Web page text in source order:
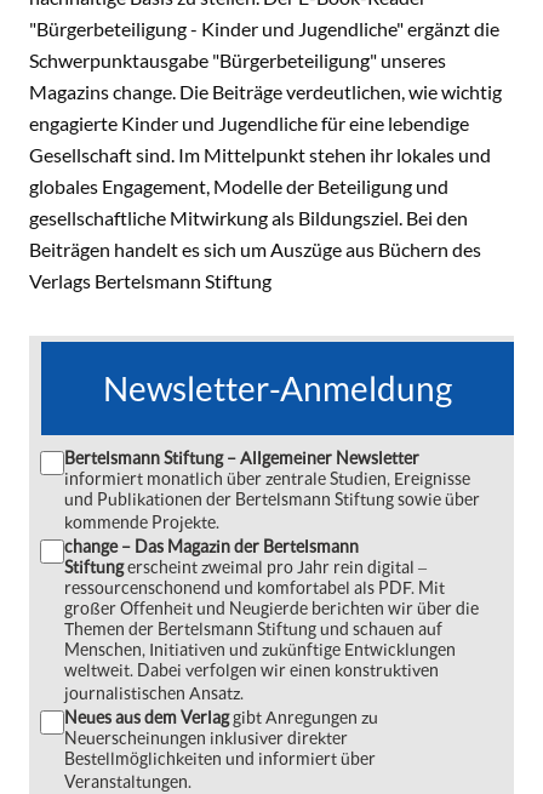
"Bürgerbeteiligung - Kinder und Jugendliche" ergänzt die
Schwerpunktausgabe "Bürgerbeteiligung" unseres
Magazins change. Die Beiträge verdeutlichen, wie wichtig
engagierte Kinder und Jugendliche für eine lebendige
Gesellschaft sind. Im Mittelpunkt stehen ihr lokales und
globales Engagement, Modelle der Beteiligung und
gesellschaftliche Mitwirkung als Bildungsziel. Bei den
Beiträgen handelt es sich um Auszüge aus Büchern des
Verlags Bertelsmann Stiftung
Newsletter-Anmeldung
Bertelsmann Stiftung – Allgemeiner Newsletter
informiert monatlich über zentrale Studien, Ereignisse
und Publikationen der Bertelsmann Stiftung sowie über
kommende Projekte.
change – Das Magazin der Bertelsmann
Stiftungerscheint zweimal pro Jahr rein digital ‒
ressourcenschonend und komfortabel als PDF. Mit
großer Offenheit und Neugierde berichten wir über die
Themen der Bertelsmann Stiftung und schauen auf
Menschen, Initiativen und zukünftige Entwicklungen
weltweit. Dabei verfolgen wir einen konstruktiven
journalistischen Ansatz.
Neues aus dem Verlaggibt Anregungen zu
Neuerscheinungen inklusiver direkter
Bestellmöglichkeiten und informiert über
Veranstaltungen.